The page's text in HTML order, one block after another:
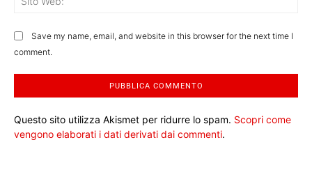
Save my name, email, and website in this browser for the next time I
comment.
Questo sito utilizza Akismet per ridurre lo spam. Scopri come
vengono elaborati i dati derivati dai commenti.